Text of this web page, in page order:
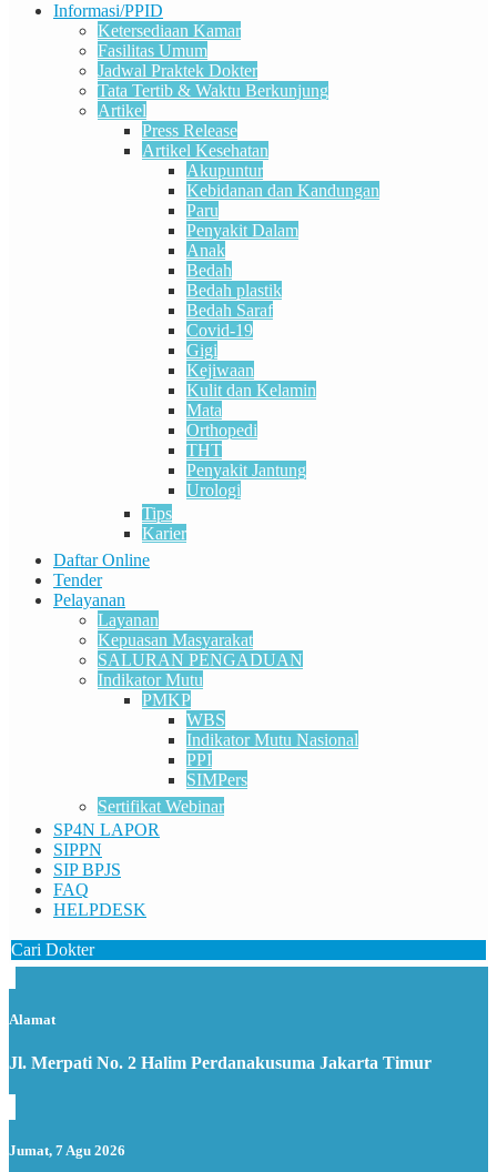
Informasi/PPID
Ketersediaan Kamar
Fasilitas Umum
Jadwal Praktek Dokter
Tata Tertib & Waktu Berkunjung
Artikel
Press Release
Artikel Kesehatan
Akupuntur
Kebidanan dan Kandungan
Paru
Penyakit Dalam
Anak
Bedah
Bedah plastik
Bedah Saraf
Covid-19
Gigi
Kejiwaan
Kulit dan Kelamin
Mata
Orthopedi
THT
Penyakit Jantung
Urologi
Tips
Karier
Daftar Online
Tender
Pelayanan
Layanan
Kepuasan Masyarakat
SALURAN PENGADUAN
Indikator Mutu
PMKP
WBS
Indikator Mutu Nasional
PPI
SIMPers
Sertifikat Webinar
SP4N LAPOR
SIPPN
SIP BPJS
FAQ
HELPDESK
Cari Dokter
Alamat
Jl. Merpati No. 2 Halim Perdanakusuma Jakarta Timur
Jumat, 7 Agu 2026